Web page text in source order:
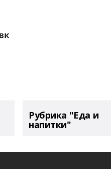
Рубрика "Еда и
напитки"